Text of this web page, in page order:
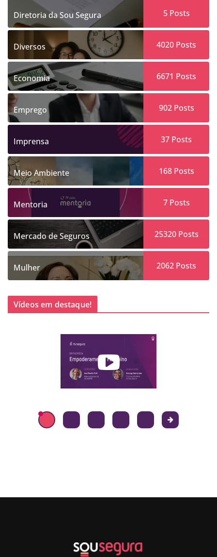
Diretoria da Sou Segura 5Posts
Diversos 4020 Posts
Economia 6671 Posts
Emprego 902Posts
Imprensa 37 Posts
Meio Ambiente 168Posts
Mentoria 7Posts
Mercado de Seguros 25320Posts
Mulher 2062 Posts
Vídeos em destaque!